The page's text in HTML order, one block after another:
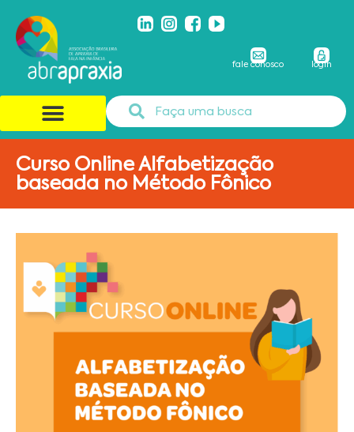
fale conosco login
Curso Online Alfabetização
baseada no Método Fônico